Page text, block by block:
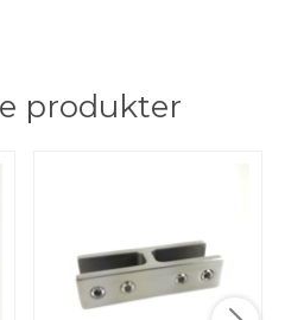
produkter